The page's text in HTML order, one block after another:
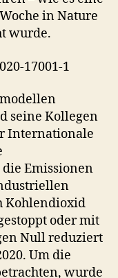
in Nature
wurde.
17001-1
seine Kollegen
Internationale
Emissionen
Kohlendioxid
oder mit
Null reduziert
Um die
wurde